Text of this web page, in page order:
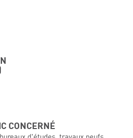
Transfer Catalysis for
15 and 16, 2026
CONCERNÉ